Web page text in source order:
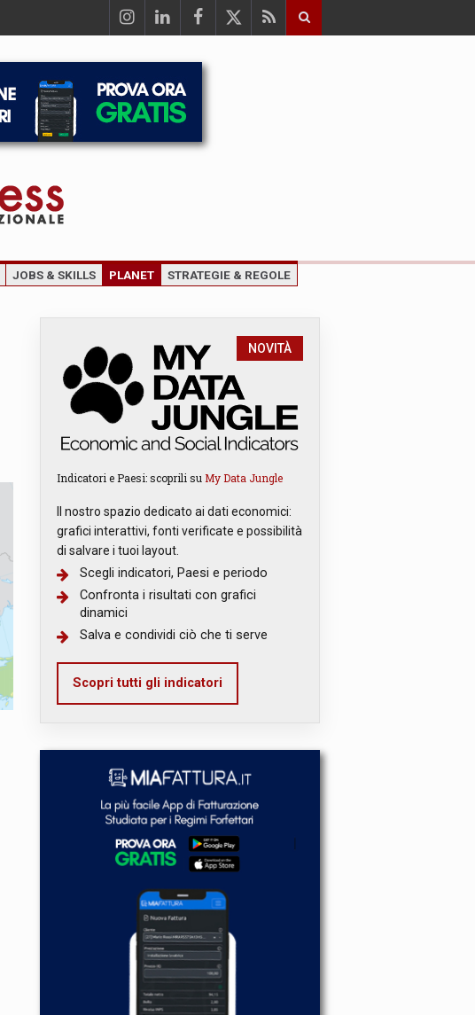
JOBS & SKILLS PLANET STRATEGIE & REGOLE
NOVITÀ
Indicatori e Paesi: scoprili su My Data Jungle
Il nostro spazio dedicato ai dati economici:
grafici interattivi, fonti verificate e possibilità
di salvare i tuoi layout.
Scegli indicatori, Paesi e periodo
Confronta i risultati con grafici
dinamici
Salva e condividi ciò che ti serve
Scopri tutti gli indicatori